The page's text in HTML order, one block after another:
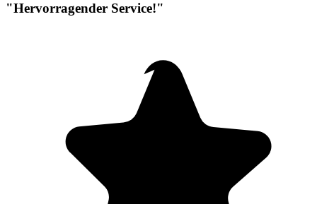
"Hervorragender Service!"